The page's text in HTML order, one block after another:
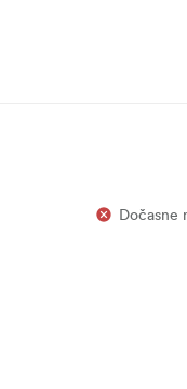
Dočasne